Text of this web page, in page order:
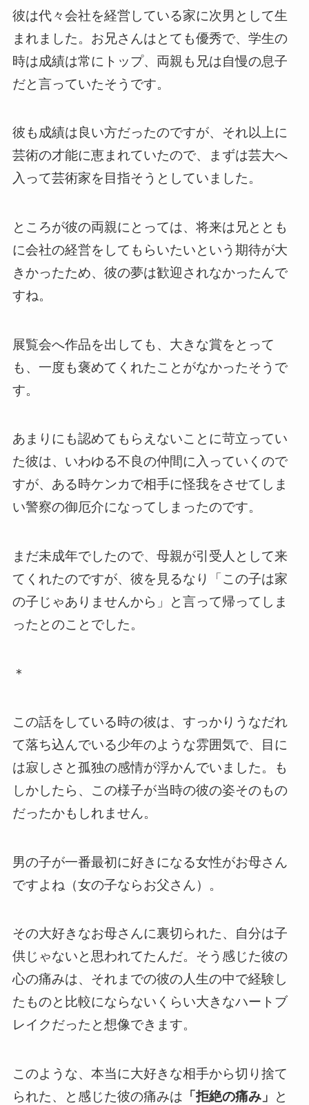
彼は代々会社を経営している家に次男として生
まれました。お兄さんはとても優秀で、学生の
時は成績は常にトップ、両親も兄は自慢の息子
だと言っていたそうです。
彼も成績は良い方だったのですが、それ以上に
芸術の才能に恵まれていたので、まずは芸大へ
入って芸術家を目指そうとしていました。
ところが彼の両親にとっては、将来は兄ととも
に会社の経営をしてもらいたいという期待が大
きかったため、彼の夢は歓迎されなかったんで
すね。
展覧会へ作品を出しても、大きな賞をとって
も、一度も褒めてくれたことがなかったそうで
す。
あまりにも認めてもらえないことに苛立ってい
た彼は、いわゆる不良の仲間に入っていくので
すが、ある時ケンカで相手に怪我をさせてしま
い警察の御厄介になってしまったのです。
まだ未成年でしたので、母親が引受人として来
てくれたのですが、彼を見るなり「この子は家
の子じゃありませんから」と言って帰ってしま
ったとのことでした。
＊
この話をしている時の彼は、すっかりうなだれ
て落ち込んでいる少年のような雰囲気で、目に
は寂しさと孤独の感情が浮かんでいました。も
しかしたら、この様子が当時の彼の姿そのもの
だったかもしれません。
男の子が一番最初に好きになる女性がお母さん
ですよね（女の子ならお父さん）。
その大好きなお母さんに裏切られた、自分は子
供じゃないと思われてたんだ。そう感じた彼の
心の痛みは、それまでの彼の人生の中で経験し
たものと比較にならないくらい大きなハートブ
レイクだったと想像できます。
このような、本当に大好きな相手から切り捨て
られた、と感じた彼の痛みは 「拒絶の痛み」
と